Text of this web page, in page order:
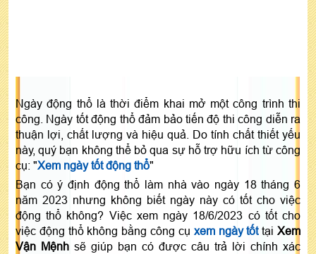
Ngày động thổ là thời điểm khai mở một công trình thi
công. Ngày tốt động thổ đảm bảo tiến độ thi công diễn ra
thuận lợi, chất lượng và hiệu quả. Do tính chất thiết yếu
này, quý bạn không thể bỏ qua sự hỗ trợ hữu ích từ công
cụ: "Xem ngày tốt động thổ"
Bạn có ý định động thổ làm nhà vào ngày 18 tháng 6
năm 2023 nhưng không biết ngày này có tốt cho việc
động thổ không? Việc xem ngày 18/6/2023 có tốt cho
việc động thổ không bằng công cụ xem ngày tốttạiXem
Vận Mệnh sẽ giúp bạn có được câu trả lời chính xác